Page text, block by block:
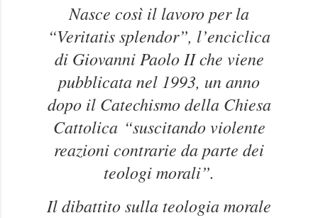
Nasce così il lavoro per la
“Veritatis splendor”, l’enciclica
di Giovanni Paolo II che viene
pubblicata nel 1993, un anno
dopo il Catechismo della Chiesa
Cattolica“suscitando violente
reazioni contrarie da parte dei
teologi morali”.
Il dibattito sulla teologia morale